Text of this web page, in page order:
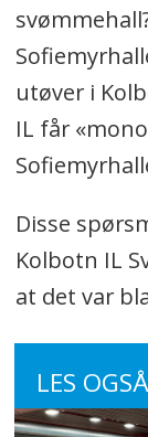
utøver i
IL får
Disse
Kolbotn IL
at det var
LES